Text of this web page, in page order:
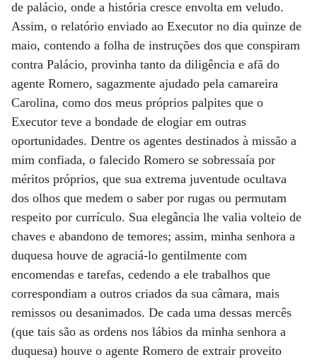
de palácio, onde a história cresce envolta em veludo.
Assim, o relatório enviado ao Executor no dia quinze de
maio, contendo a folha de instruções dos que conspiram
contra Palácio, provinha tanto da diligência e afã do
agente Romero, sagazmente ajudado pela camareira
Carolina, como dos meus próprios palpites que o
Executor teve a bondade de elogiar em outras
oportunidades. Dentre os agentes destinados à missão a
mim confiada, o falecido Romero se sobressaía por
méritos próprios, que sua extrema juventude ocultava
dos olhos que medem o saber por rugas ou permutam
respeito por currículo. Sua elegância lhe valia volteio de
chaves e abandono de temores; assim, minha senhora a
duquesa houve de agraciá-lo gentilmente com
encomendas e tarefas, cedendo a ele trabalhos que
correspondiam a outros criados da sua câmara, mais
remissos ou desanimados. De cada uma dessas mercês
(que tais são as ordens nos lábios da minha senhora a
duquesa) houve o agente Romero de extrair proveito